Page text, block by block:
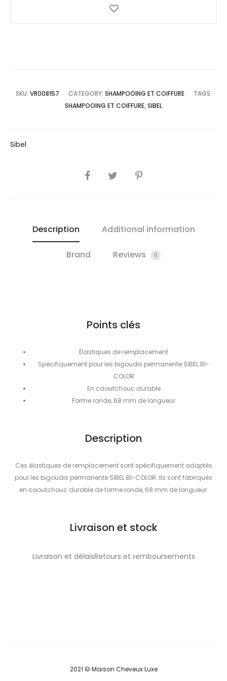
SKU: VR008157 CATEGORY: SHAMPOOING ET COIFFURE
TAGS:
SHAMPOOING ET COIFFURE, SIBEL
Sibel
SHARE
Description Additional information
Brand Reviews 0
Points clés
Élastiques de remplacement
Spécifiquement pour les bigoudis permanente SIBEL BI-
COLOR
En caoutchouc durable
Forme ronde, 68 mm de longueur
Description
Ces élastiques de remplacement sont spécifiquement adaptés
pour les bigoudis permanente SIBEL BI-COLOR. Ils sont fabriqués
en caoutchouc durable de forme ronde, 68 mm de longueur.
Livraison et stock
Livraison et délaisRetours et remboursements
2021 © Maison Cheveux Luxe